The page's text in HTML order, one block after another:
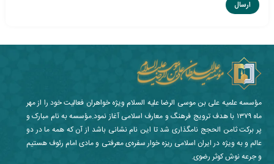
مؤسسه علمیه علی بن موسی الرضا علیه السلام ویژه خواهران فعالیت خود را از مهر
ماه ۱۳۷۹ با هدف ترویج فرهنگ و معارف اسلامی آغاز نمود.مؤسسه به نام مبارک و
پر برکت ثامن الحجج نامگذاری شد تا این نام نشانی باشد از آن که همه ما در دو
عالم و به ویژه در ایران اسلامی ریزه خوار سفره‌ی معرفتی و مادی امام رئوف هستیم
و جرعه نوش کوثر رضوی.